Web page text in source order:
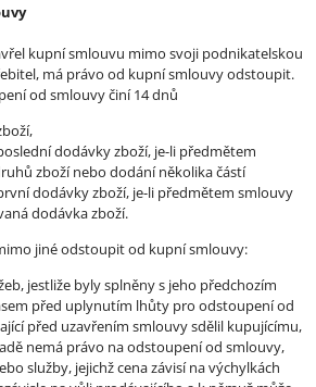
kupní smlouvu mimo svoji podnikatelskou
má právo od kupní smlouvy odstoupit.
od smlouvy činí 14 dnů
dodávky zboží, je-li předmětem
zboží nebo dodání několika částí
dodávky zboží, je-li předmětem smlouvy
dodávka zboží.
jiné odstoupit od kupní smlouvy:
jestliže byly splněny s jeho předchozím
před uplynutím lhůty pro odstoupení od
před uzavřením smlouvy sdělil kupujícímu,
nemá právo na odstoupení od smlouvy,
služby, jejichž cena závisí na výchylkách